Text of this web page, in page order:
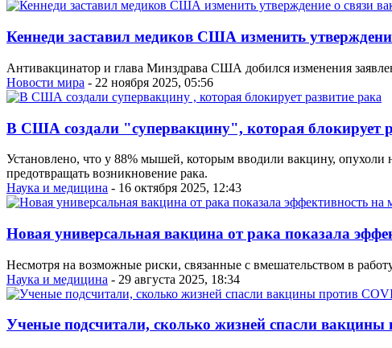
Кеннеди заставил медиков США изменить
Антивакцинатор и глава Минздрава США добился изменения
Новости мира - 22 ноября 2025, 05:56
В США создали "супервакцину", которая блокирует
Установлено, что у 88% мышей, которым вводили вакцину, опухоли
предотвращать возникновение рака.
Наука и медицина - 16 октября 2025, 12:43
Новая универсальная вакцина от рака показала
Несмотря на возможные риски, связанные с вмешательством в
Наука и медицина - 29 августа 2025, 18:34
Ученые подсчитали, сколько жизней спасли вакцины